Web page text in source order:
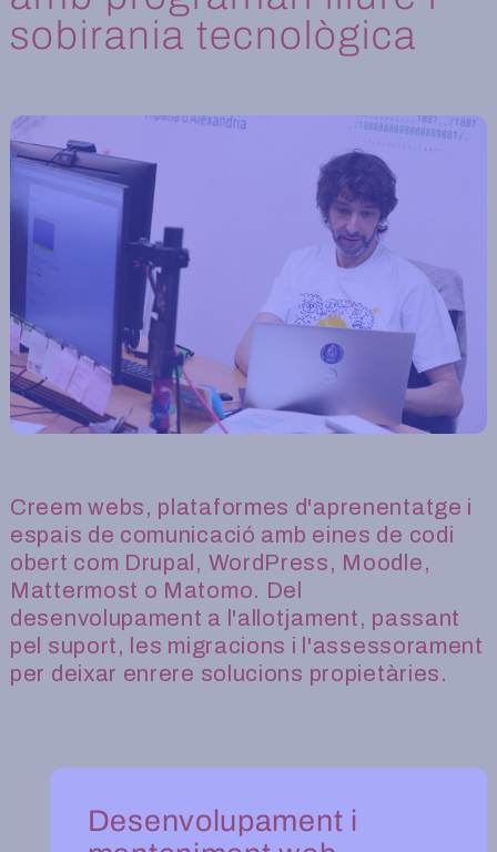
sobirania tecnològica
Creem webs, plataformes d'aprenentatge i
espais de comunicació amb eines de codi
obert com Drupal, WordPress, Moodle,
Mattermost o Matomo. Del
desenvolupament a l'allotjament, passant
pel suport, les migracions i l'assessorament
per deixar enrere solucions propietàries.
Desenvolupament i